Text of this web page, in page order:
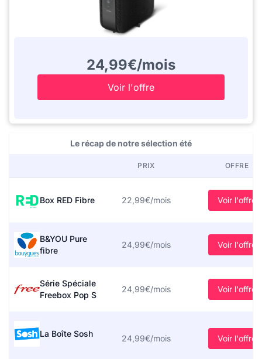
24,99€/mois
Voir l'offre
Le récap de notre sélection été
PRIX OFFRE
Box RED Fibre 22,99€/mois Voir l'offre
B&YOU Pure
fibre
24,99€/mois Voir l'offre
Série Spéciale
Freebox Pop S
24,99€/mois Voir l'offre
La Boîte Sosh 24,99€/mois Voir l'offre